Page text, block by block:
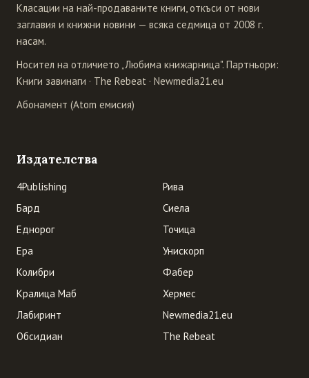
Класации на най-продаваните книги, откъси от нови
заглавия и книжни новини — всяка седмица от 2008 г.
насам.
Носител на отличието „Любима книжарница". Партньори:
Книги завинаги · The Rebeat · Newmedia21.eu
Абонамент (Atom емисия)
Издателства
4Publishing
Бард
Еднорог
Ера
Колибри
Кралица Маб
Лабиринт
Обсидиан
Рива
Сиела
Точица
Унискорп
Фабер
Хермес
Newmedia21.eu
The Rebeat